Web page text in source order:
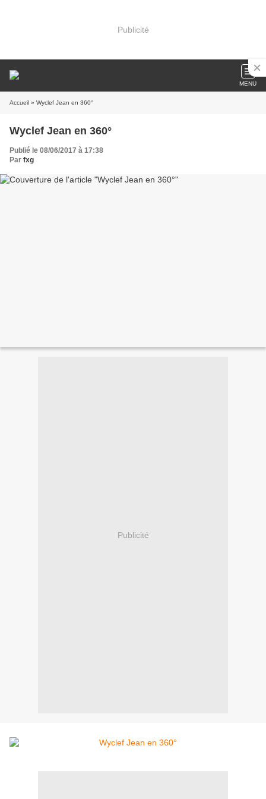
Publicité
MENU
Accueil » Wyclef Jean en 360°
Wyclef Jean en 360°
Publié le 08/06/2017 à 17:38
Par fxg
Publicité